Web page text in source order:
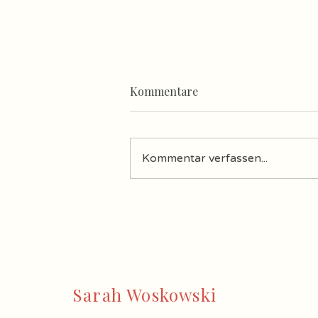
Urlaub in der Toskana
Kommentare
Kommentar verfassen...
Sarah Woskowski